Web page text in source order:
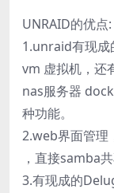
UNRAID的优点:
1.unraid有现
vm 虚拟机，还
nas服务器
种功能。
2.web界面管理
，直接samba
3.有现成的